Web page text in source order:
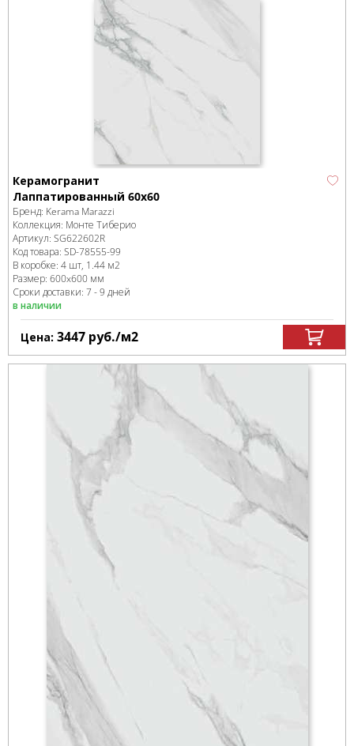
Керамогранит
Лаппатированный 60х60
Бренд: Kerama Marazzi
Коллекция: Монте Тиберио
Артикул: SG622602R
Код товара: SD-78555-99
В коробке: 4 шт, 1.44 м2
Размер: 600x600 мм
Сроки доставки: 7 - 9 дней
в наличии
Цена: 3447 руб./м2